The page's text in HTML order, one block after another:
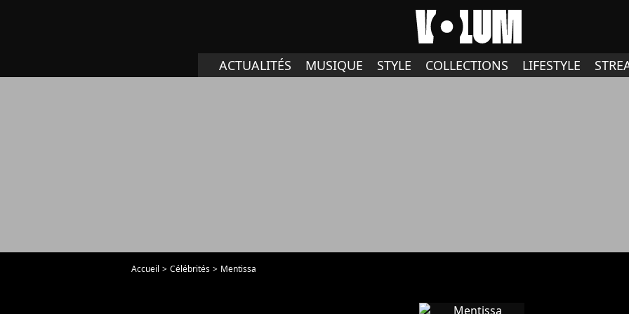
ACTUALITÉS MUSIQUE STYLE COLLECTIONS LIFESTYLE
Accueil Célébrités Mentissa